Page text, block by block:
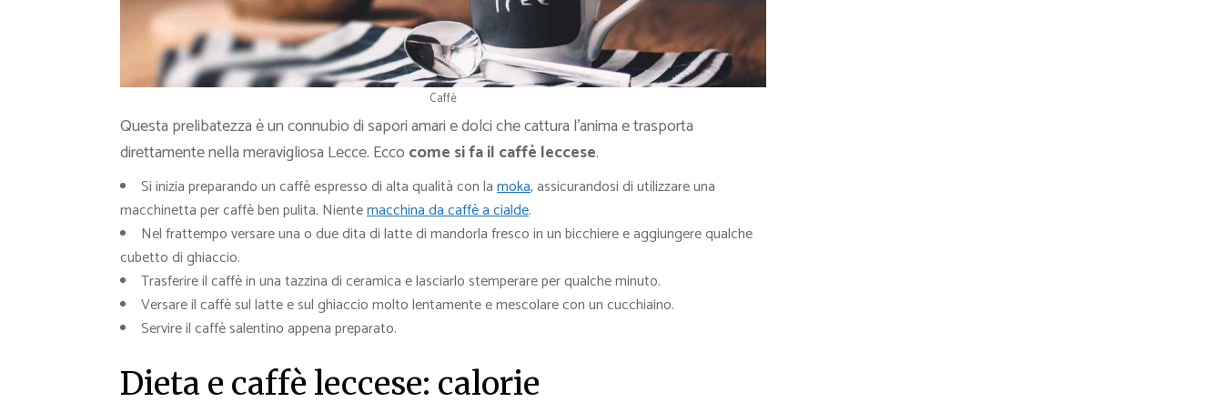
Caffè
Questa prelibatezza è un connubio di sapori amari e dolci che cattura l’anima e trasporta
direttamente nella meravigliosa Lecce. Ecco come si fa il caffè leccese.
Si inizia preparando un caffè espresso di alta qualità con lamoka, assicurandosi di utilizzare una
macchinetta per caffè ben pulita. Nientemacchina da caffè a cialde.
Nel frattempo versare una o due dita di latte di mandorla fresco in un bicchiere e aggiungere qualche
cubetto di ghiaccio.
Trasferire il caffè in una tazzina di ceramica e lasciarlo stemperare per qualche minuto.
Versare il caffè sul latte e sul ghiaccio molto lentamente e mescolare con un cucchiaino.
Servire il caffè salentino appena preparato.
Dieta e caffè leccese: calorie